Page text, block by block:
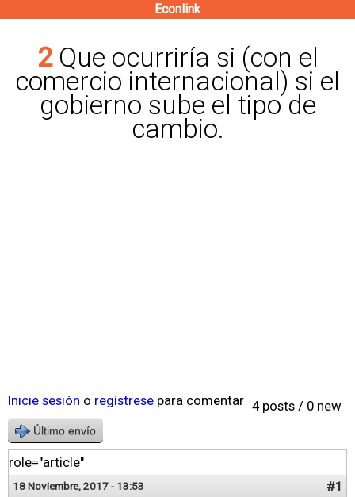
contenido
principal
Econlink
2 Que ocurriría si (con el
comercio internacional) si el
gobierno sube el tipo de
cambio.
4 posts / 0 new
Inicie sesión o regístrese para comentar
Último envío
role="article"
18 Noviembre, 2017 - 13:53 #1